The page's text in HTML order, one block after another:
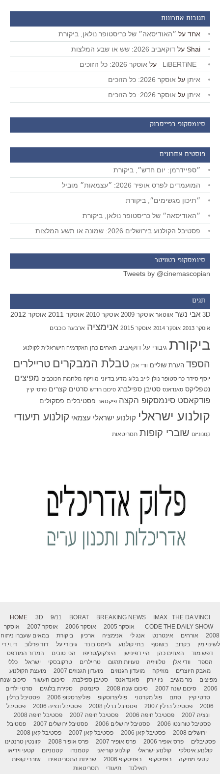
תגובות אחרונות
אחד על ״האודיסאה״ של כריסטופר נולאן, ביקורת
Shai על דוקאביב 2026: שש או שבע המלצות
על אוסקר 2026: כל הזוכים
איתן על אוסקר 2026: כל הזוכים
איתן על אוסקר 2026: כל הזוכים
סינמסקופ בפייסבוק
פוסטים אחרונים
״ספיידרמן: יום חדש״, ביקורת
המועמדים לפרס אופיר 2026: ״עצמאות״ מוביל
״תיכון מגשימים״, ביקורת
״האודיסאה״ של כריסטופר נולאן, ביקורת
פסטיבל הקולנוע בירושלים 2026: שמונה או תשע המלצות
סינמסקופ בטוויטר
Tweets by @cinemascopian
תגים
3D אבי נשר אווטאר אוסקר 2009 אוסקר 2010 אוסקר 2011 אוסקר 2012
אוסקר 2013 אוסקר 2014 אוסקר 2015 אנימציה ארבעה כוכבים
ביקורת גיבורי על דוקאביב האחים כהן האקדמיה הישראלית לקולנוע
הספד הערת שוליים וודי אלן טבלת המבקרים טריילרים
יוסף סידר כריסטופר נולן לייב בלוג מדע בדיוני מוזיקה מלחמת הכוכבים מפיצים
נטפליקס סאנדאנס סטיבן ספילברג סיכום חודש סרטים קצרים סרטי קיץ
פודקאסט סינמסקופ הקצה פיקסאר פסטיבלים פסקולים
קולנוע ישראלי קולנוע ישראלי עצמאי קולנוע תיעודי
קטנוניזם שוברי קופות תסריטאות
HOME 3D 9/11 BORAT BREAKING NEWS IMAX
THE DA VINCI
CODE THE DAILY SHOW אוסקר 2005 אוסקר 2006 אוסקר 2007
אוסקר
2008
אורחים אינטרנט אנג לי אנימציה ארכיון ביקורת
במאים שעברו ניתוח
לשינוי מין
בקרוב בשוטף בתי קולנוע ג'יימס בונד גיבורי על דוד פרלוב
די.וי.די
דפש מוד
האחים כהן היי דפינישן היצ'קוק/טריפו הכי טובים
המדור המודפס
הספד
וודי אלן טלוויזיה טעויות תרגום טריילרים טרקובסקי ישראל
כללי
מאבק היוצרים
מוזיקה מועדון הגנוזים מועדון הגנוזים 2007
מועצת הקולנוע
מפיצים
מר משיב ניו יורק סאנדאנס סטיבן ספילברג סיכום העשור
סיכום שנה
2006
סיכום שנה 2007 סיכום שנה 2008 סינמטק סקירת בלוגים
סרטי ילדים
סרטי קיץ
סתם פול מקרטני פוליצרוסקופ פוליצרסקופ 2006
פסטיבל ברלין
2006
פסטיבל ברלין 2007 פסטיבל ברלין 2008 פסטיבל ונציה 2006
פסטיבל
ונציה 2007
פסטיבל חיפה 2006 פסטיבל חיפה 2007
פסטיבל חיפה 2008
פסטיבל טורונטו 2006
פסטיבל ירושלים 2006 פסטיבל ירושלים 2007
פסטיבל
ירושלים 2008
פסטיבל קאן 2006 פסטיבל קאן 2007
פסטיבל קאן 2008
פסטיבלים
פרס אופיר 2006 פרס אופיר 2007 פרס אופיר 2008
קוונטין טרנטינו
קולנוע איטלקי
קולנוע ישראלי קולנוע קוריאני קטמנדו קטנוניזם
קטעי וידיאו
קטעי מוזיקה
ראזיסקופ ראזיסקופ 2006 שביתת התסריטאים
שוברי קופות
תאילנד
תיעודי תסריטאות